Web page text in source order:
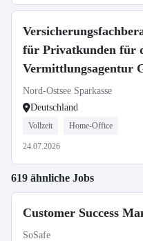
für Privatkunden für
Vermittlungsagentur
Nord-Ostsee Sparkasse
Deutschland
Vollzeit Home-Office
24.07.2026
619 ähnliche Jobs
Customer Success
SoSafe